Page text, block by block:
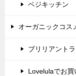
ベジキッチン
オーガニックコス
ブリリアント
Lovelulaでお買